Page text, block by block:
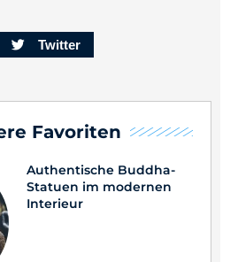
Favoriten
Authentische Buddha-
Statuen im modernen
Interieur
Twitter